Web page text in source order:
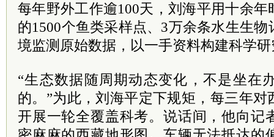
每年野外工作逾100天，刘海平用十余
的1500个鱼类采样点、3万余条水生生
境监测原始数据，以一手资料构建科学
“生态数据随周期动态变化，不是坐在
的。”为此，刘海平定下规矩，每三年
开展一轮全覆盖科考。说话间，他向记